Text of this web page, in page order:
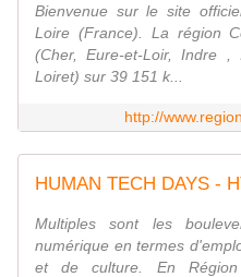
Bienvenue sur le site
Loire (France). La région
(Cher, Eure-et-Loir, Indre ,
Loiret) sur 39 151 k...
http://
Multiples sont les
numérique en termes
et de culture. En